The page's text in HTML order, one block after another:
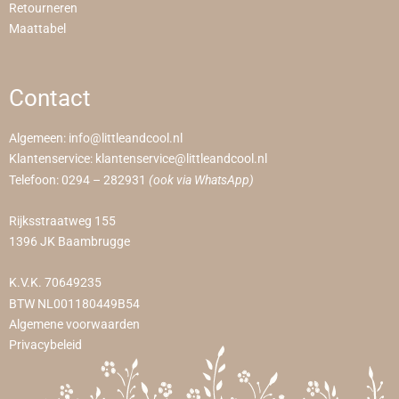
Retourneren
Maattabel
Contact
Algemeen: info@littleandcool.nl
Klantenservice: klantenservice@littleandcool.nl
Telefoon: 0294 – 282931 (ook via WhatsApp)
Rijksstraatweg 155
1396 JK Baambrugge
K.V.K. 70649235
BTW NL001180449B54
Algemene voorwaarden
Privacybeleid